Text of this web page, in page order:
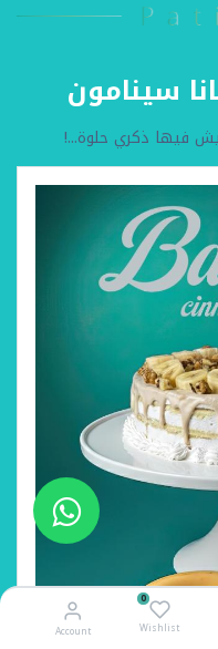
0
Wishlist
Account
سينامون
ذكري حلوة...!